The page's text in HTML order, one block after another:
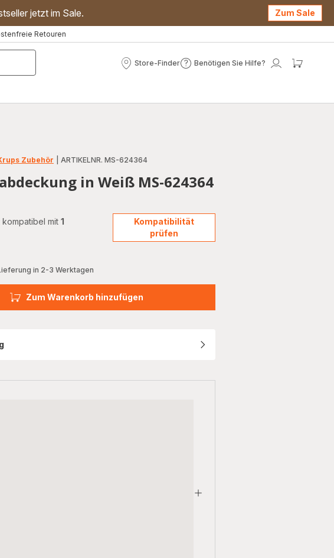
jetzt im Sale. Zum Sale
Retouren
Store-Finder
Store-
Benötigen Sie Hilfe?
Benötigen
Mein
Zubehör ARTIKELNR. MS-624364
in Weiß MS-624364
mit 1
Kompatibilität
prüfen
in 2-3 Werktagen
Zum Warenkorb hinzufügen